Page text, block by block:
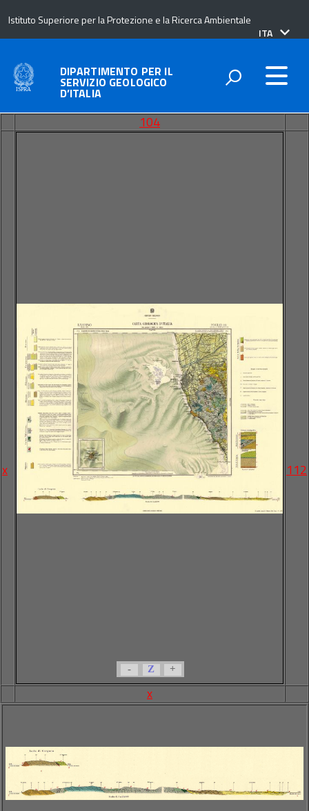
Istituto Superiore per la Protezione e la Ricerca Ambientale
lingua
ITA
DIPARTIMENTO PER IL
SERVIZIO GEOLOGICO
D’ITALIA
104
x
- Z +
112
x